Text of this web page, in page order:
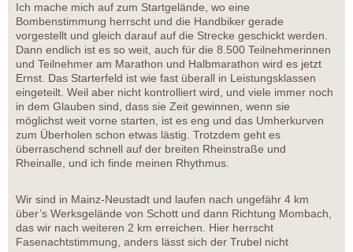
Ich mache mich auf zum Startgelände, wo eine
Bombenstimmung herrscht und die Handbiker gerade
vorgestellt und gleich darauf auf die Strecke geschickt werden.
Dann endlich ist es so weit, auch für die 8.500 Teilnehmerinnen
und Teilnehmer am Marathon und Halbmarathon wird es jetzt
Ernst. Das Starterfeld ist wie fast überall in Leistungsklassen
eingeteilt. Weil aber nicht kontrolliert wird, und viele immer noch
in dem Glauben sind, dass sie Zeit gewinnen, wenn sie
möglichst weit vorne starten, ist es eng und das Umherkurven
zum Überholen schon etwas lästig. Trotzdem geht es
überraschend schnell auf der breiten Rheinstraße und
Rheinalle, und ich finde meinen Rhythmus.
Wir sind in Mainz-Neustadt und laufen nach ungefähr 4 km
über’s Werksgelände von Schott und dann Richtung Mombach,
das wir nach weiteren 2 km erreichen. Hier herrscht
Fasenachtstimmung, anders lässt sich der Trubel nicht